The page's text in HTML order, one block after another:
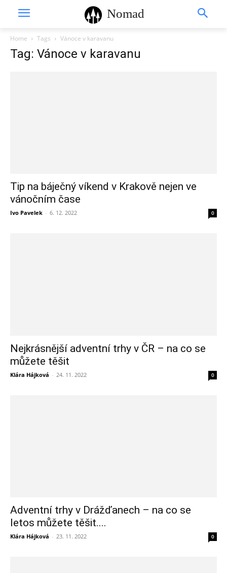
Nomad
Home Tags Vánoce v karavanu
Tag: Vánoce v karavanu
Tip na báječný víkend v Krakově nejen ve
vánočním čase
Ivo Pavelek - 6. 12. 2022 0
Nejkrásnější adventní trhy v ČR – na co se
můžete těšit
Klára Hájková - 24. 11. 2022 0
Adventní trhy v Drážďanech – na co se
letos můžete těšit....
Klára Hájková - 23. 11. 2022 0